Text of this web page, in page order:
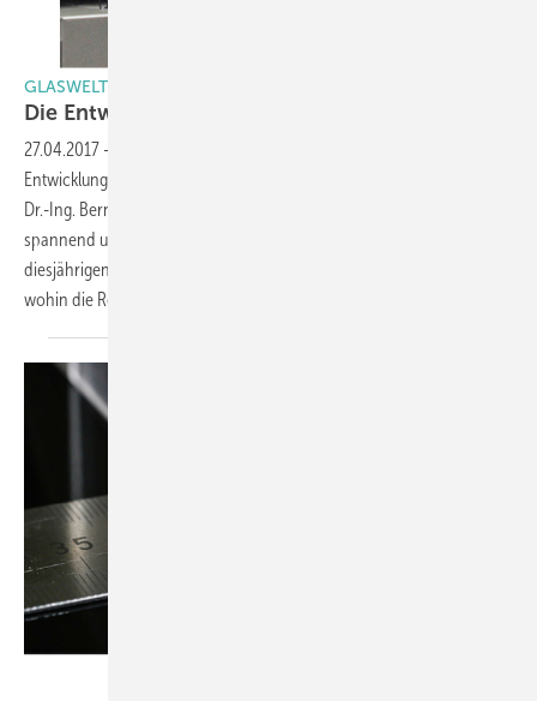
GLASWELT vor Ort: Glasbau 2017 in Dresden
Die Entwicklung nimmt Fahrt
27.04.2017 -
Entwicklungspotenziale sind noch lange nicht ausgeschöpft“, so Prof
Dr.-Ing. Bernhard Weller im Gespräch mit der GLASWELT. „Glas bleibt
spannend und macht weiterhin Spaß!“ Dieser Geist war auch auf der
diesjährigen Glasbau zu spüren. Die GLASWELT war vor Ort. Lesen Sie,
wohin die Reise im Glasbau